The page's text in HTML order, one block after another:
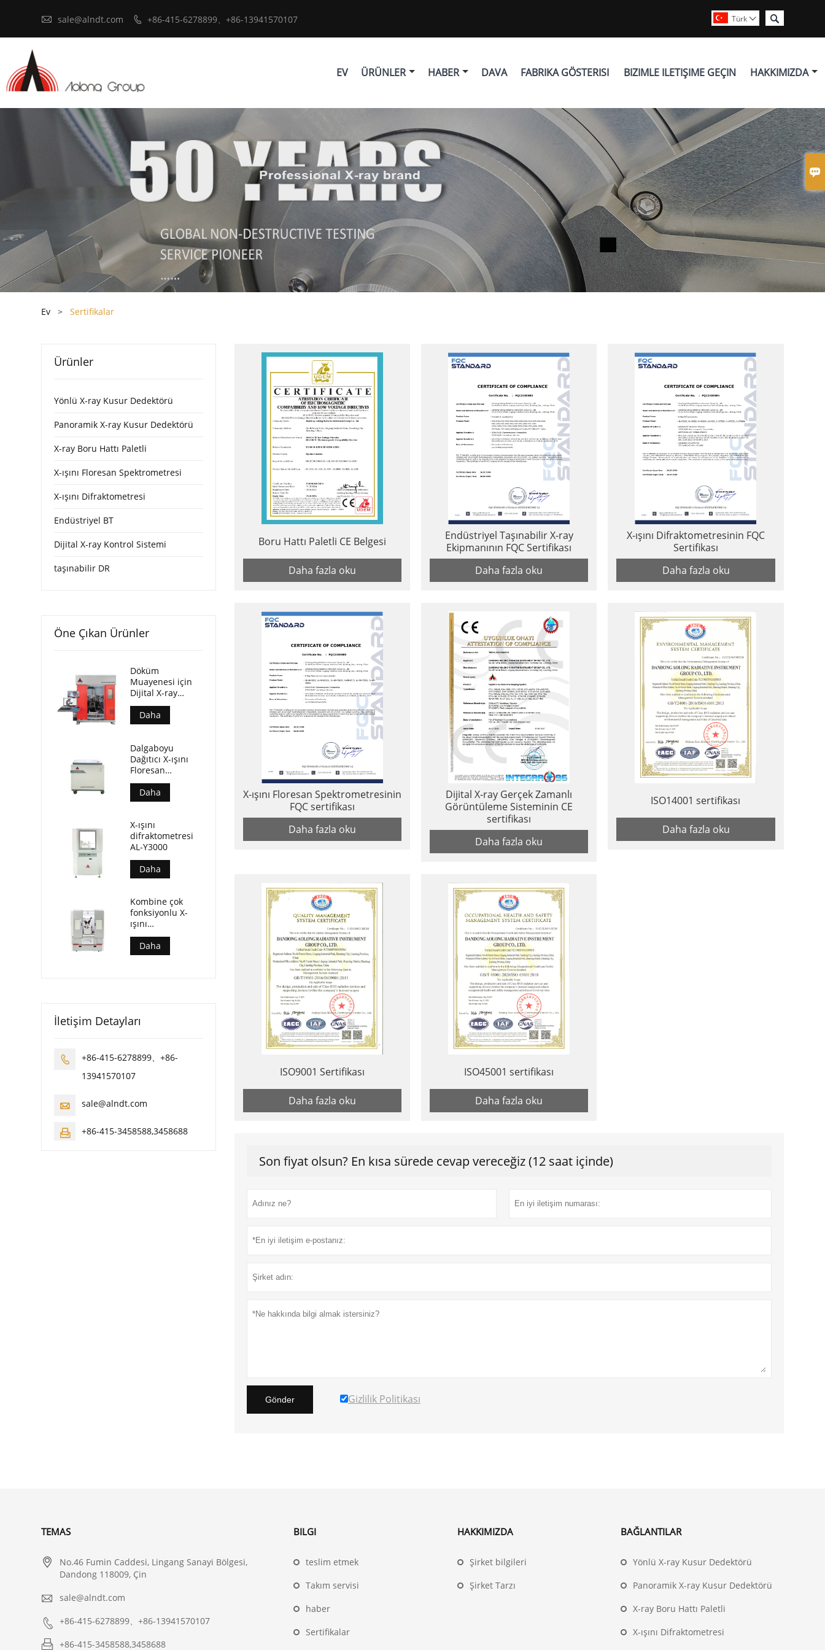

 sale@alndt.com  +86-415-6278899、+86-13941570107 
Türk 
EV ÜRÜNLER HABER DAVA FABRIKA GÖSTERISI BIZIMLE ILETIŞIME GEÇIN HAKKIMIZDA
Ev > Sertifikalar
Boru Hattı Paletli CE Belgesi
Daha fazla oku
Endüstriyel Taşınabilir X-ray
Ekipmanının FQC Sertifikası
Daha fazla oku
X-ışını Difraktometresinin FQC
Sertifikası
Daha fazla oku
X-ışını Floresan Spektrometresinin
FQC sertifikası
Daha fazla oku
Dijital X-ray Gerçek Zamanlı
Görüntüleme Sisteminin CE
sertifikası
Daha fazla oku
ISO14001 sertifikası
Daha fazla oku
ISO9001 Sertifikası
Daha fazla oku
ISO45001 sertifikası
Daha fazla oku
Son fiyat olsun? En kısa sürede cevap vereceğiz (12 saat içinde)
Gönder Gizlilik Politikası
Ürünler
Yönlü X-ray Kusur Dedektörü
Panoramik X-ray Kusur Dedektörü
X-ray Boru Hattı Paletli
X-ışını Floresan Spektrometresi
X-ışını Difraktometresi
Endüstriyel BT
Dijital X-ray Kontrol Sistemi
taşınabilir DR
Öne Çıkan Ürünler
Döküm
Muayenesi için
Dijital X-ray
Sistemi
Daha
Dalgaboyu
Dağıtıcı X-ışını
Floresan
Spektrometresi
(AL-BP-3000)
Daha
X-ışını
difraktometresi
AL-Y3000
Daha
Kombine çok
fonksiyonlu X-
ışını
difraktometresi
AL-Y3500
Daha
İletişim Detayları

+86-415-6278899、+86-
13941570107
 sale@alndt.com
 +86-415-3458588,3458688
TEMAS

No.46 Fumin Caddesi, Lingang Sanayi Bölgesi,
Dandong 118009, Çin
 sale@alndt.com
 +86-415-6278899、+86-13941570107
 +86-415-3458588,3458688
BILGI
teslim etmek
Takım servisi
haber
Sertifikalar
HAKKIMIZDA
Şirket bilgileri
Şirket Tarzı
BAĞLANTILAR
Yönlü X-ray Kusur Dedektörü
Panoramik X-ray Kusur Dedektörü
X-ray Boru Hattı Paletli
X-ışını Difraktometresi